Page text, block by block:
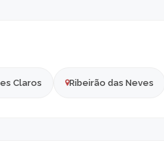
Claros Ribeirão das Neves